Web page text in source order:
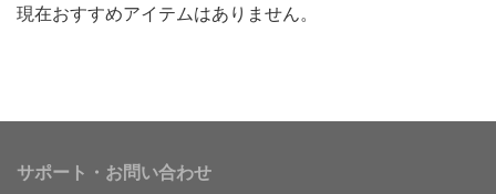
現在おすすめアイテムはありません。
サポート・お問い合わせ